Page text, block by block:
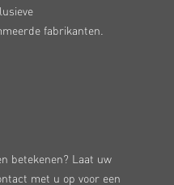
fabrikanten.
betekenen? Laat uw
met u op voor een